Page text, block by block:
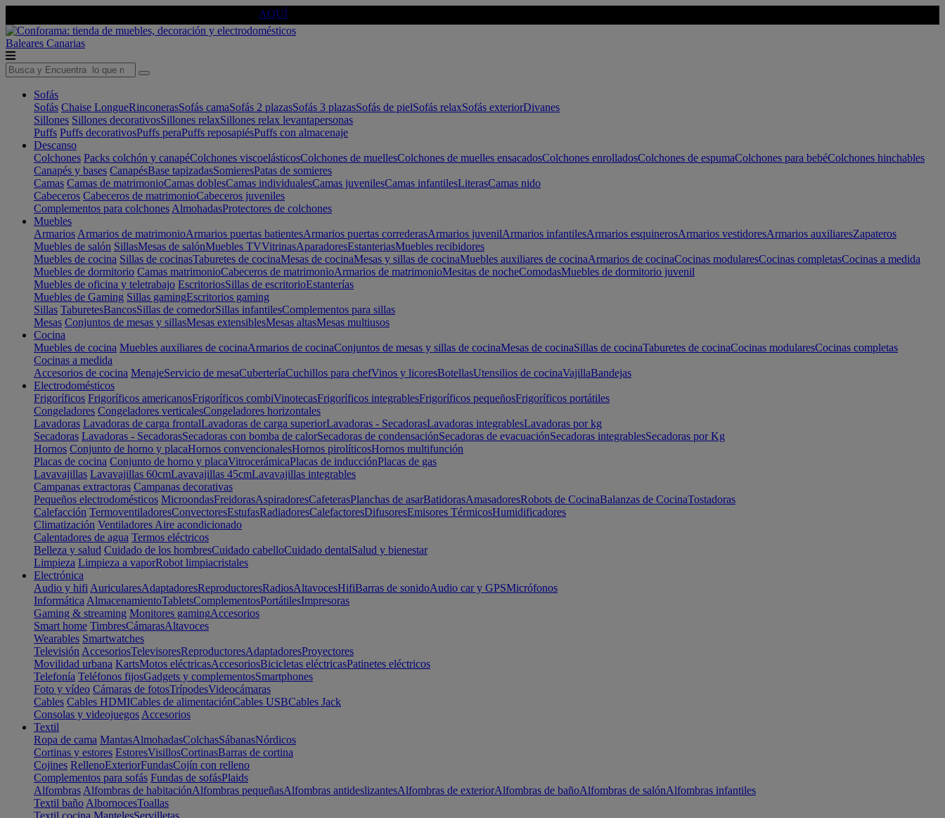
AQUÍ
Baleares Canarias
Sofás
Sofás Chaise LongueRinconerasSofás camaSofás 2 plazasSofás 3 plazasSofás de pielSofás relaxSofás exteriorDivanes
Sillones Sillones decorativosSillones relaxSillones relax levantapersonas
Puffs Puffs decorativosPuffs peraPuffs reposapiésPuffs con almacenaje
Descanso
Colchones Packs colchón y canapéColchones viscoelásticosColchones de muellesColchones de muelles ensacadosColchones enrolladosColchones de espumaColchones para bebéColchones hinchables
Canapés y bases CanapésBase tapizadasSomieresPatas de somieres
Camas Camas de matrimonioCamas doblesCamas individualesCamas juvenilesCamas infantilesLiterasCamas nido
Cabeceros Cabeceros de matrimonioCabeceros juveniles
Complementos para colchones AlmohadasProtectores de colchones
Muebles
Armarios Armarios de matrimonioArmarios puertas batientesArmarios puertas correderasArmarios juvenilArmarios infantilesArmarios esquinerosArmarios vestidoresArmarios auxiliaresZapateros
Muebles de salón SillasMesas de salónMuebles TVVitrinasAparadoresEstanteriasMuebles recibidores
Muebles de cocina Sillas de cocinasTaburetes de cocinaMesas de cocinaMesas y sillas de cocinaMuebles auxiliares de cocinaArmarios de cocinaCocinas modularesCocinas completasCocinas a medida
Muebles de dormitorio Camas matrimonioCabeceros de matrimonioArmarios de matrimonioMesitas de nocheComodasMuebles de dormitorio juvenil
Muebles de oficina y teletrabajo EscritoriosSillas de escritorioEstanterías
Muebles de Gaming Sillas gamingEscritorios gaming
Sillas TaburetesBancosSillas de comedorSillas infantilesComplementos para sillas
Mesas Conjuntos de mesas y sillasMesas extensiblesMesas altasMesas multiusos
Cocina
Muebles de cocina Muebles auxiliares de cocinaArmarios de cocinaConjuntos de mesas y sillas de cocinaMesas de cocinaSillas de cocinaTaburetes de cocinaCocinas modularesCocinas completas
Cocinas a medida
Accesorios de cocina MenajeServicio de mesaCuberteríaCuchillos para chefVinos y licoresBotellasUtensilios de cocinaVajillaBandejas
Electrodomésticos
Frigoríficos Frigoríficos americanosFrigoríficos combiVinotecasFrigoríficos integrablesFrigoríficos pequeñosFrigoríficos portátiles
Congeladores Congeladores verticalesCongeladores horizontales
Lavadoras Lavadoras de carga frontalLavadoras de carga superiorLavadoras - SecadorasLavadoras integrablesLavadoras por kg
Secadoras Lavadoras - SecadorasSecadoras con bomba de calorSecadoras de condensaciónSecadoras de evacuaciónSecadoras integrablesSecadoras por Kg
Hornos Conjunto de horno y placaHornos convencionalesHornos pirolíticosHornos multifunción
Placas de cocina Conjunto de horno y placaVitrocerámicaPlacas de inducciónPlacas de gas
Lavavajillas Lavavajillas 60cmLavavajillas 45cmLavavajillas integrables
Campanas extractoras Campanas decorativas
Pequeños electrodomésticos MicroondasFreidorasAspiradoresCafeterasPlanchas de asarBatidorasAmasadoresRobots de CocinaBalanzas de CocinaTostadoras
Calefacción TermoventiladoresConvectoresEstufasRadiadoresCalefactoresDifusoresEmisores TérmicosHumidificadores
Climatización Ventiladores Aire acondicionado
Calentadores de agua Termos eléctricos
Belleza y salud Cuidado de los hombresCuidado cabelloCuidado dentalSalud y bienestar
Limpieza Limpieza a vaporRobot limpiacristales
Electrónica
Audio y hifi AuricularesAdaptadoresReproductoresRadiosAltavocesHifiBarras de sonidoAudio car y GPSMicrófonos
Informática AlmacenamientoTabletsComplementosPortátilesImpresoras
Gaming & streaming Monitores gamingAccesorios
Smart home TimbresCámarasAltavoces
Wearables Smartwatches
Televisión AccesoriosTelevisoresReproductoresAdaptadoresProyectores
Movilidad urbana KartsMotos eléctricasAccesoriosBicicletas eléctricasPatinetes eléctricos
Telefonía Teléfonos fijosGadgets y complementosSmartphones
Foto y vídeo Cámaras de fotosTrípodesVideocámaras
Cables Cables HDMICables de alimentaciónCables USBCables Jack
Consolas y videojuegos Accesorios
Textil
Ropa de cama MantasAlmohadasColchasSábanasNórdicos
Cortinas y estores EstoresVisillosCortinasBarras de cortina
Cojines RellenoExteriorFundasCojín con relleno
Complementos para sofás Fundas de sofásPlaids
Alfombras Alfombras de habitaciónAlfombras pequeñasAlfombras antideslizantesAlfombras de exteriorAlfombras de bañoAlfombras de salónAlfombras infantiles
Textil baño AlbornocesToallas
Textil cocina MantelesServilletas